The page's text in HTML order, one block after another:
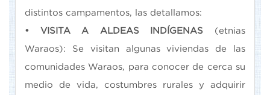
distintos campamentos, las detallamos:
• VISITA A ALDEAS INDÍGENAS (etnias
Waraos): Se visitan algunas viviendas de las
comunidades Waraos, para conocer de cerca su
medio de vida, costumbres rurales y adquirir